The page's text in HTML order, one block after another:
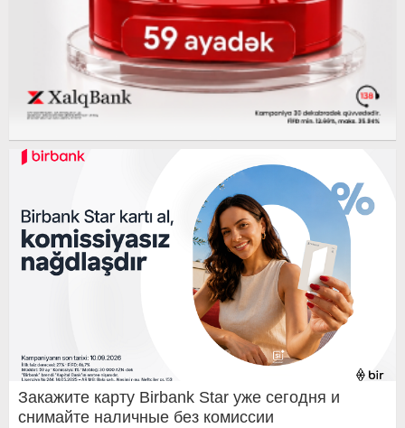
Закажите карту Birbank Star уже сегодня и
снимайте наличные без комиссии